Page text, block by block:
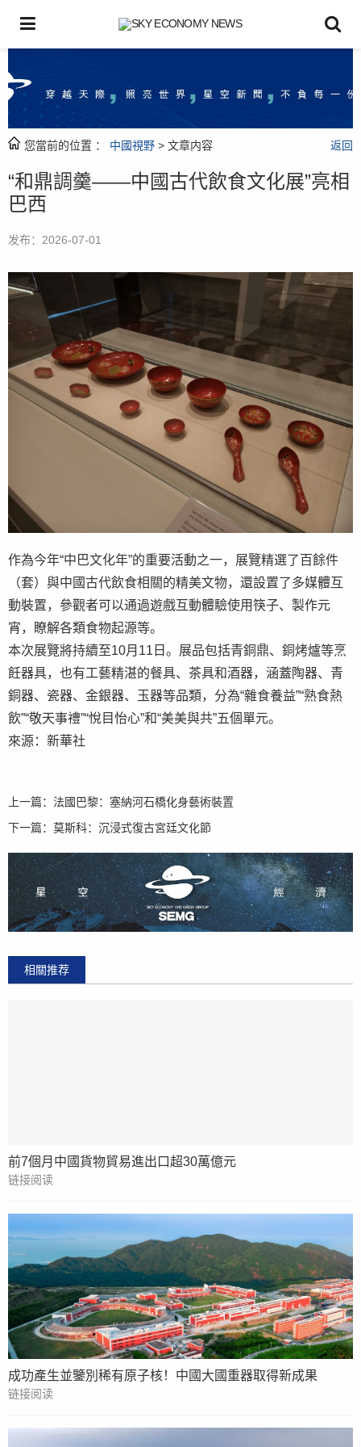
您當前的位置 ： 中國視野 > 文章内容 返回
“和鼎調羹——中國古代飲食文化展”亮相
巴西
发布：2026-07-01
作為今年“中巴文化年”的重要活動之一，展覽精選了百餘件
（套）與中國古代飲食相關的精美文物，還設置了多媒體互
動裝置，參觀者可以通過遊戲互動體驗使用筷子、製作元
宵，瞭解各類食物起源等。
本次展覽將持續至10月11日。展品包括青銅鼎、銅烤爐等烹
飪器具，也有工藝精湛的餐具、茶具和酒器，涵蓋陶器、青
銅器、瓷器、金銀器、玉器等品類，分為“雜食養益”“熟食熱
飲”“敬天事禮”“悅目怡心”和“美美與共”五個單元。
來源：新華社
上一篇： 法國巴黎：塞納河石橋化身藝術裝置
下一篇： 莫斯科：沉浸式復古宮廷文化節
相關推荐
前7個月中國貨物貿易進出口超30萬億元
链接阅读
成功產生並鑒別稀有原子核！中國大國重器取得新成果
链接阅读